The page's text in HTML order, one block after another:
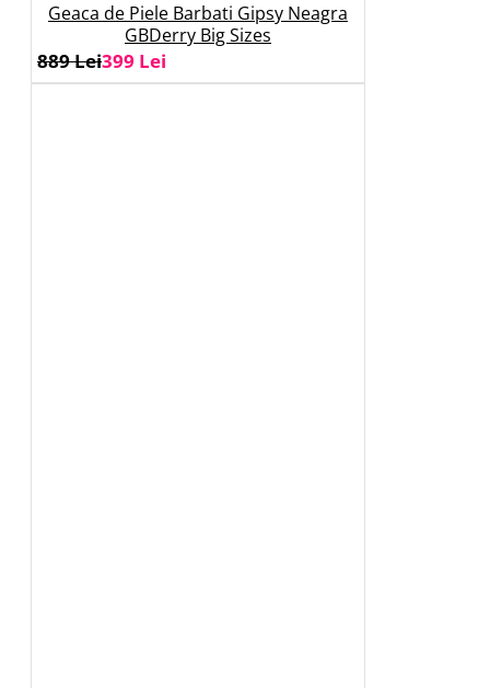
Geaca de Piele Barbati Gipsy Neagra
GBDerry Big Sizes
399 Lei
889 Lei